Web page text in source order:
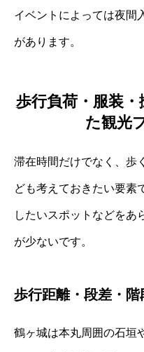
イベントによっては夜間
があります。
歩行負荷・服装
た観光
滞在時間だけでなく、歩
ども考えておきたい要素
したいスポットなどをあ
が少ないです。
歩行距離・段差・階
鶴ヶ城は本丸周囲の石垣